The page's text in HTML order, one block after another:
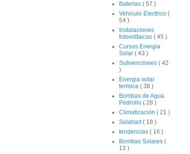
Baterias ( 57 )
Vehiculo Electrico (
54 )
Instalaciones
fotovoltaicas ( 45 )
Cursos Energia
Solar ( 43 )
Subvenciones ( 42
)
Energia solar
termica ( 38 )
Bombas de Agua
Pedrollo ( 28 )
Climatización ( 21 )
Solahart( 18 )
tendencias ( 16 )
Bombas Solares (
13 )